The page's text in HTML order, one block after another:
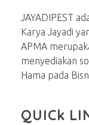
JAYADIPEST
Karya Jayadi
APMA
menyediakan
Hama pada
QUICk